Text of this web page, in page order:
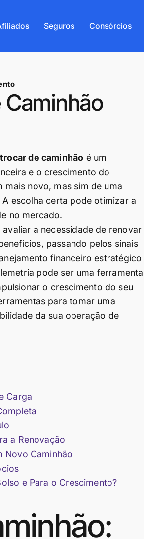
Seguros Consórcios
Caminhão
trocar de caminhão é um
e o crescimento do
novo, mas sim de uma
escolha certa pode otimizar a
no mercado.
a necessidade de renovar
passando pelos sinais
financeiro estratégico
pode ser uma ferramenta
o crescimento do seu
para tomar uma
da sua operação de
Carga
a Renovação
Novo Caminhão
e Para o Crescimento?